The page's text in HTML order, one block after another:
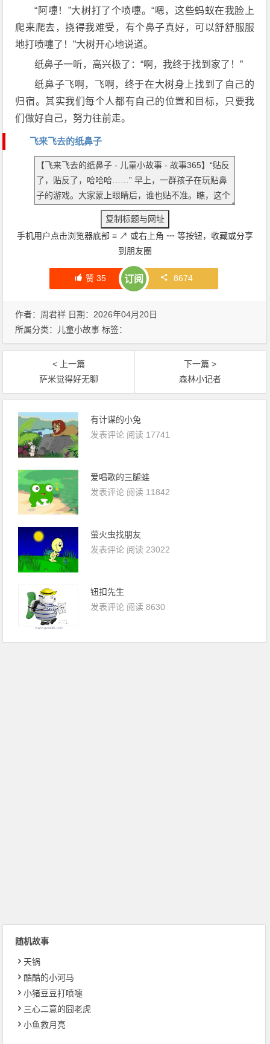
“阿嚏！”大树打了个喷嚏。“嗯，这些蚂蚁在我脸上
爬来爬去，挠得我难受，有个鼻子真好，可以舒舒服服
地打喷嚏了！”大树开心地说道。
纸鼻子一听，高兴极了：“啊，我终于找到家了！”
纸鼻子飞啊，飞啊，终于在大树身上找到了自己的
归宿。其实我们每个人都有自己的位置和目标，只要我
们做好自己，努力往前走。
飞来飞去的纸鼻子
手机用户点击浏览器底部 ≡ ↗ 或右上角 ┅ 等按钮，收藏或分享
到朋友圈
赞35 订阅 8674
作者：周君祥 日期：2026年04月20日
所属分类： 儿童小故事 标签：
< 上一篇
萨米觉得好无聊
下一篇 >
森林小记者
有计谋的小兔
发表评论 阅读 17741
爱唱歌的三腿蛙
发表评论 阅读 11842
萤火虫找朋友
发表评论 阅读 23022
钮扣先生
发表评论 阅读 8630
随机故事
天锅
酷酷的小河马
小猪豆豆打喷嚏
三心二意的囧老虎
小鱼救月亮